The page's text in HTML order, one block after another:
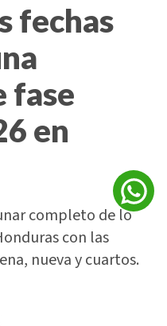
fechas
fase
en
completo de lo
con las
nueva y cuartos.